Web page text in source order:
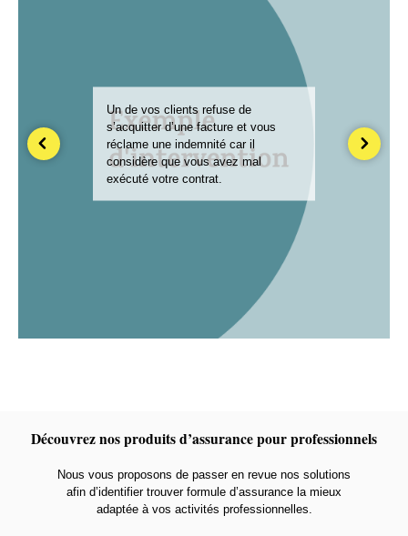
Un de vos clients refuse de
s’acquitter d’une facture et vous
réclame une indemnité car il
considère que vous avez mal
exécuté votre contrat.
Découvrez nos produits d’assurance pour professionnels
Nous vous proposons de passer en revue nos solutions
afin d’identifier trouver formule d’assurance la mieux
adaptée à vos activités professionnelles.